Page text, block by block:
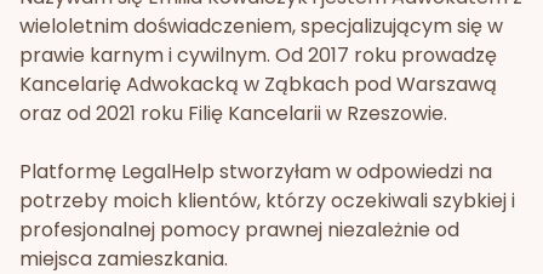
wieloletnim doświadczeniem, specjalizującym się w
prawie karnym i cywilnym. Od 2017 roku prowadzę
Kancelarię Adwokacką w Ząbkach pod Warszawą
oraz od 2021 roku Filię Kancelarii w Rzeszowie.
Platformę LegalHelp stworzyłam w odpowiedzi na
potrzeby moich klientów, którzy oczekiwali szybkiej i
profesjonalnej pomocy prawnej niezależnie od
miejsca zamieszkania.